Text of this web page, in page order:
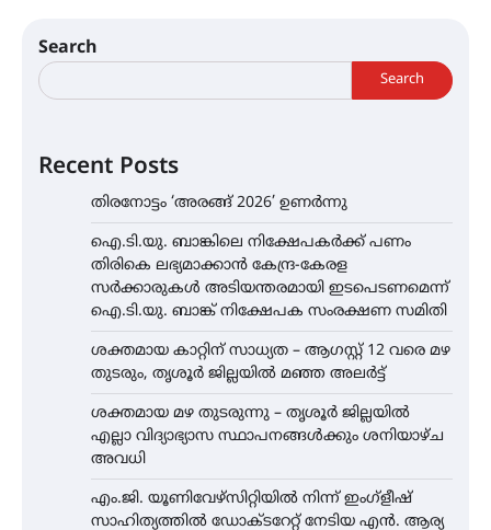
Search
Search
Recent Posts
തിരനോട്ടം ‘അരങ്ങ് 2026’ ഉണർന്നു
ഐ.ടി.യു. ബാങ്കിലെ നിക്ഷേപകർക്ക് പണം
തിരികെ ലഭ്യമാക്കാൻ കേന്ദ്ര-കേരള
സർക്കാരുകൾ അടിയന്തരമായി ഇടപെടണമെന്ന്
ഐ.ടി.യു. ബാങ്ക് നിക്ഷേപക സംരക്ഷണ സമിതി
ശക്തമായ കാറ്റിന് സാധ്യത – ആഗസ്റ്റ് 12 വരെ മഴ
തുടരും, തൃശൂർ ജില്ലയിൽ മഞ്ഞ അലർട്ട്
ശക്തമായ മഴ തുടരുന്നു – തൃശൂർ ജില്ലയിൽ
എല്ലാ വിദ്യാഭ്യാസ സ്ഥാപനങ്ങൾക്കും ശനിയാഴ്ച
അവധി
എം.ജി. യൂണിവേഴ്‌സിറ്റിയിൽ നിന്ന് ഇംഗ്ളീഷ്
സാഹിത്യത്തിൽ ഡോക്ടറേറ്റ് നേടിയ എൻ. ആര്യ